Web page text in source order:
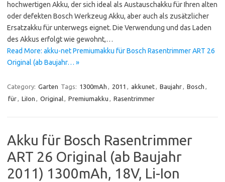
hochwertigen Akku, der sich ideal als Austauschakku für Ihren alten
oder defekten Bosch Werkzeug Akku, aber auch als zusätzlicher
Ersatzakku für unterwegs eignet. Die Verwendung und das Laden
des Akkus erfolgt wie gewohnt,…
Read More: akku-net Premiumakku für Bosch Rasentrimmer ART 26
Original (ab Baujahr… »
Category: Garten Tags: 1300mAh , 2011 , akkunet, Baujahr, Bosch ,
für, LiIon , Original, Premiumakku , Rasentrimmer
Akku für Bosch Rasentrimmer
ART 26 Original (ab Baujahr
2011) 1300mAh, 18V, Li-Ion